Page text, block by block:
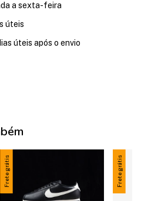
a sexta-feira
úteis
úteis após o envio
Frete grátis Frete grátis